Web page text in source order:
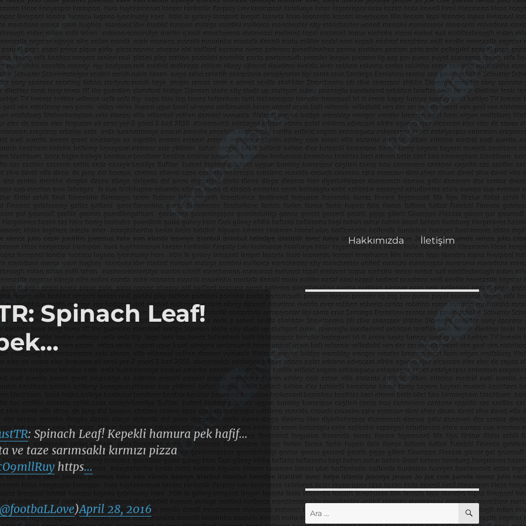
Hakkımızda İletişim
Spinach Leaf!
: Spinach Leaf! Kepekli hamura pek hafif…
ve taze sarımsaklı kırmızı pizza
https…
)April 28, 2016 Ara: ARA